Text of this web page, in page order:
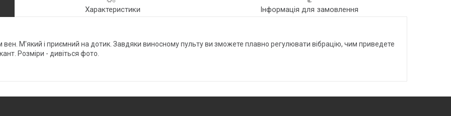
Характеристики Інформація для замовлення
М'який і приємний на дотик. Завдяки виносному пульту ви зможете плавно регулювати вібрацію, чим приведете
Розміри - дивіться фото.